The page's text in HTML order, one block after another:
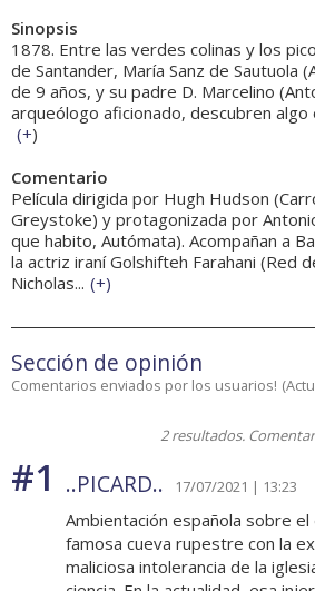
Sinopsis
1878. Entre las verdes colinas y los
de Santander, María Sanz de Sautuola
de 9 años, y su padre D. Marcelino
arqueólogo aficionado, descubren algo
(+)
Comentario
Película dirigida por Hugh Hudson
Greystoke) y protagonizada por
que habito, Autómata). Acompañan a
la actriz iraní Golshifteh Farahani (Red
Nicholas... (+)
Sección de opinión
Comentarios enviados por los usuarios! (
2 resultados.
#1 ..PICARD.. 17/07/2021 | 13:23
Ambientación española sobre
famosa cueva rupestre con la
maliciosa intolerancia de la